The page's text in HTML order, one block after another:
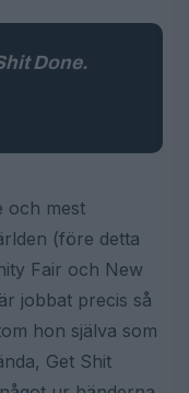
Done.
och mest
(före detta
Fair och New
jobbat precis så
hon själva som
Get Shit